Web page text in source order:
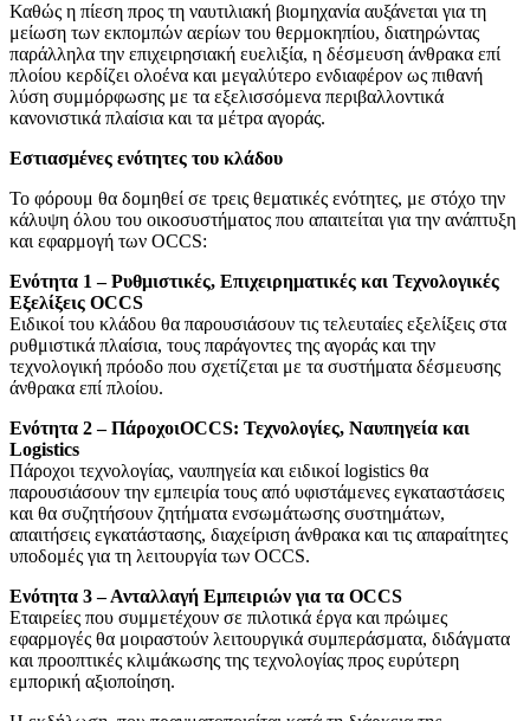
Καθώς η πίεση προς τη ναυτιλιακή βιομηχανία αυξάνεται για τη
μείωση των εκπομπών αερίων του θερμοκηπίου, διατηρώντας
παράλληλα την επιχειρησιακή ευελιξία, η δέσμευση άνθρακα επί
πλοίου κερδίζει ολοένα και μεγαλύτερο ενδιαφέρον ως πιθανή
λύση συμμόρφωσης με τα εξελισσόμενα περιβαλλοντικά
κανονιστικά πλαίσια και τα μέτρα αγοράς.
Εστιασμένες ενότητες του κλάδου
Το φόρουμ θα δομηθεί σε τρεις θεματικές ενότητες, με στόχο την
κάλυψη όλου του οικοσυστήματος που απαιτείται για την ανάπτυξη
και εφαρμογή των OCCS:
Ενότητα 1 – Ρυθμιστικές, Επιχειρηματικές και Τεχνολογικές
Εξελίξεις OCCS
Ειδικοί του κλάδου θα παρουσιάσουν τις τελευταίες εξελίξεις στα
ρυθμιστικά πλαίσια, τους παράγοντες της αγοράς και την
τεχνολογική πρόοδο που σχετίζεται με τα συστήματα δέσμευσης
άνθρακα επί πλοίου.
Ενότητα 2 – ΠάροχοιOCCS: Τεχνολογίες, Ναυπηγεία και
Logistics
Πάροχοι τεχνολογίας, ναυπηγεία και ειδικοί logistics θα
παρουσιάσουν την εμπειρία τους από υφιστάμενες εγκαταστάσεις
και θα συζητήσουν ζητήματα ενσωμάτωσης συστημάτων,
απαιτήσεις εγκατάστασης, διαχείριση άνθρακα και τις απαραίτητες
υποδομές για τη λειτουργία των OCCS.
Ενότητα 3 – Ανταλλαγή Εμπειριών για τα OCCS
Εταιρείες που συμμετέχουν σε πιλοτικά έργα και πρώιμες
εφαρμογές θα μοιραστούν λειτουργικά συμπεράσματα, διδάγματα
και προοπτικές κλιμάκωσης της τεχνολογίας προς ευρύτερη
εμπορική αξιοποίηση.